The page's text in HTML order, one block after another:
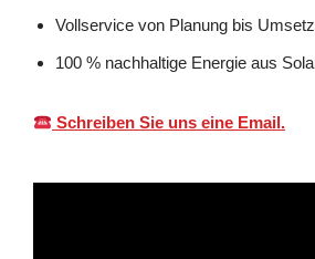
Vollservice von Planung bis
100 % nachhaltige Energie aus
Schreiben Sie uns eine Email.